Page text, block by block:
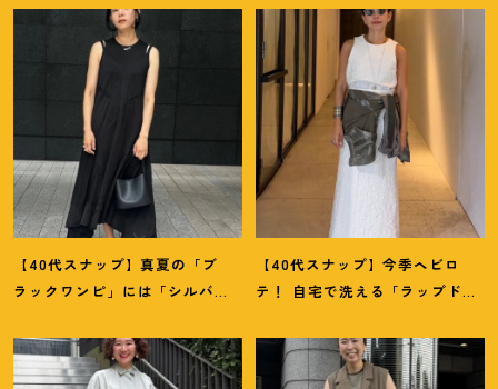
【40代スナップ】真夏の「ブ
ラックワンピ」には「シルバー
果林さん
【40代スナップ】今季ヘビロ
テ ！
自宅で洗える「ラップドレ
乃婦さん